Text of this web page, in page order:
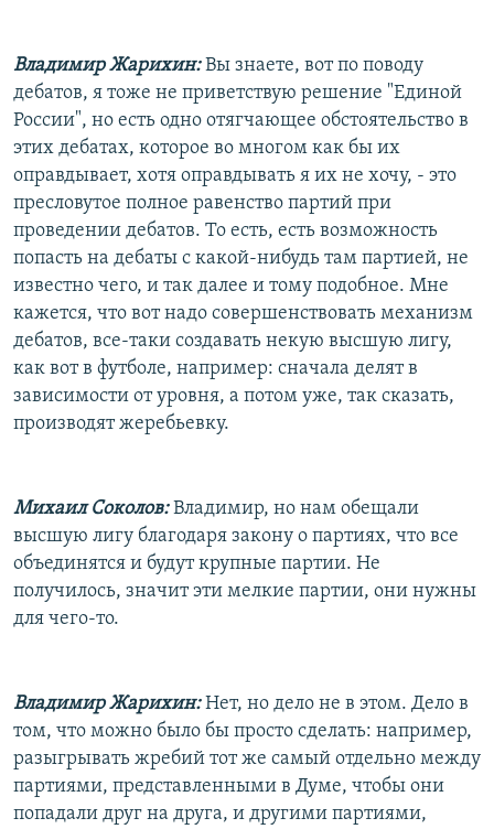
Владимир Жарихин:Вы знаете, вот по поводу
дебатов, я тоже не приветствую решение "Единой
России", но есть одно отягчающее обстоятельство в
этих дебатах, которое во многом как бы их
оправдывает, хотя оправдывать я их не хочу, - это
пресловутое полное равенство партий при
проведении дебатов. То есть, есть возможность
попасть на дебаты с какой-нибудь там партией, не
известно чего, и так далее и тому подобное. Мне
кажется, что вот надо совершенствовать механизм
дебатов, все-таки создавать некую высшую лигу,
как вот в футболе, например: сначала делят в
зависимости от уровня, а потом уже, так сказать,
производят жеребьевку.
Михаил Соколов:Владимир, но нам обещали
высшую лигу благодаря закону о партиях, что все
объединятся и будут крупные партии. Не
получилось, значит эти мелкие партии, они нужны
для чего-то.
Владимир Жарихин:Нет, но дело не в этом. Дело в
том, что можно было бы просто сделать: например,
разыгрывать жребий тот же самый отдельно между
партиями, представленными в Думе, чтобы они
попадали друг на друга, и другими партиями,